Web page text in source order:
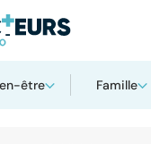
être Famille